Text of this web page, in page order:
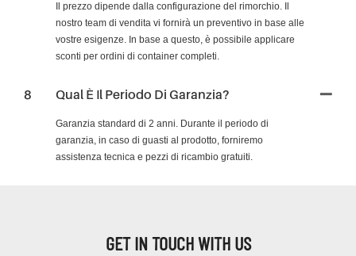
Il prezzo dipende dalla configurazione del rimorchio. Il
nostro team di vendita vi fornirà un preventivo in base alle
vostre esigenze. In base a questo, è possibile applicare
sconti per ordini di container completi.
8 Qual È Il Periodo Di Garanzia?
Garanzia standard di 2 anni. Durante il periodo di
garanzia, in caso di guasti al prodotto, forniremo
assistenza tecnica e pezzi di ricambio gratuiti.
GET IN TOUCH WITH US